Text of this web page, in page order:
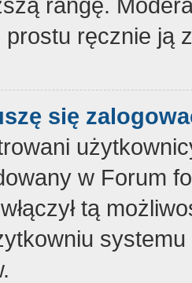
ręcznie ją
się
w Forum
tą